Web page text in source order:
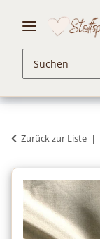
Zurück zur Liste